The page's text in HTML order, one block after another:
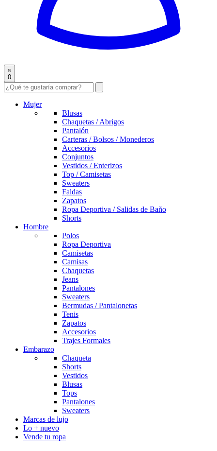
0
Mujer
Blusas
Chaquetas / Abrigos
Pantalón
Carteras / Bolsos / Monederos
Accesorios
Conjuntos
Vestidos / Enterizos
Top / Camisetas
Sweaters
Faldas
Zapatos
Ropa Deportiva / Salidas de Baño
Shorts
Hombre
Polos
Ropa Deportiva
Camisetas
Camisas
Chaquetas
Jeans
Pantalones
Sweaters
Bermudas / Pantalonetas
Tenis
Zapatos
Accesorios
Trajes Formales
Embarazo
Chaqueta
Shorts
Vestidos
Blusas
Tops
Pantalones
Sweaters
Marcas de lujo
Lo + nuevo
Vende tu ropa